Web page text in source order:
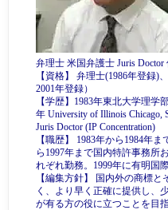
弁理士 米国弁護士 Juris
【資格】 弁理士(1986年登録)
2001年登録）
【学歴】1983年東北大学理学
年 University of Illinois Chicago,
Juris Doctor (IP Concentration)
【職歴】 1983年から1984年
ら1997年まで国内特許事務所
れぞれ勤務。1999年に有明国
【編集方針】 国内外の商標
く、より早く正確に提供し、
が有る方の役に立つことを目